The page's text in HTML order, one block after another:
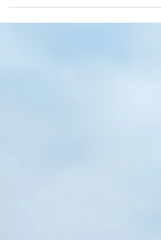
Missbrauch getrieben wird als mit dem Worte
'frei'. Ich traue dem Wort nicht, aus dem...